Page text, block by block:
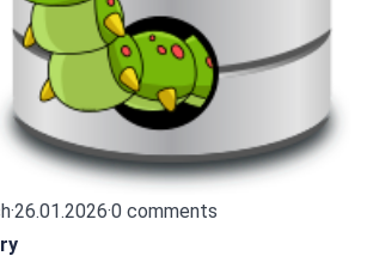
·26.01.2026·0 comments